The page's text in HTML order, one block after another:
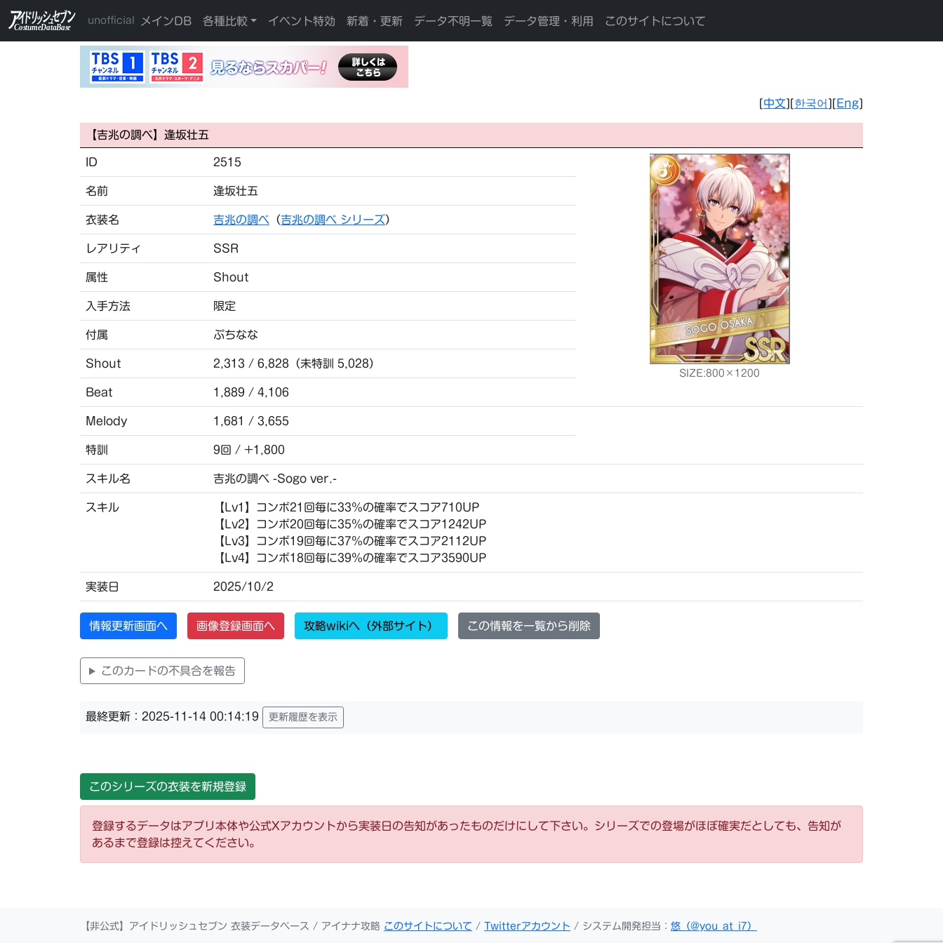
unofficial メインDB 各種比較 イベント特効 新着・更新 データ不明一覧 データ管理・利用 このサイトについて
[中文][한국어 ][Eng]
【吉兆の調べ】逢坂壮五
ID 2515
SIZE:800×1200
名前 逢坂壮五
衣装名 吉兆の調べ （吉兆の調べ シリーズ）
レアリティ SSR
属性 Shout
入手方法 限定
付属 ぷちなな
Shout 2,313 / 6,828（未特訓 5,028）
Beat 1,889 / 4,106
Melody 1,681 / 3,655
特訓 9回 / +1,800
スキル名 吉兆の調べ -Sogo ver.-
スキル
【Lv1】コンボ21回毎に33％の確率でスコア710UP
【Lv2】コンボ20回毎に35％の確率でスコア1242UP
【Lv3】コンボ19回毎に37％の確率でスコア2112UP
【Lv4】コンボ18回毎に39％の確率でスコア3590UP
実装日 2025/10/2
情報更新画面へ 画像登録画面へ 攻略wikiへ（外部サイト） この情報を一覧から削除
このカードの不具合を報告
最終更新：2025-11-14 00:14:19 更新履歴を表示
このシリーズの衣装を新規登録
登録するデータはアプリ本体や公式Xアカウントから実装日の告知があったものだけにして下さい。シリーズでの登場がほぼ確実だとしても、告知が
あるまで登録は控えてください。
【非公式】アイドリッシュセブン 衣装データベース / アイナナ攻略 このサイトについて / Twitterアカウント / システム開発担当： 悠（@you_at_i7）